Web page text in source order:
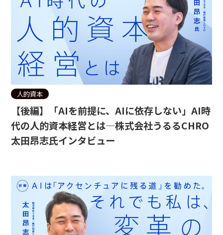
人的資本
【後編】「AIを前提に、AIに依存しない」AI時
代の人的資本経営とは—株式会社うるるCHRO
太田昂志氏インタビュー